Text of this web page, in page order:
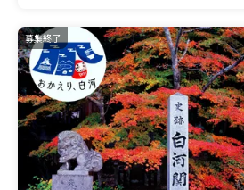
募集終了